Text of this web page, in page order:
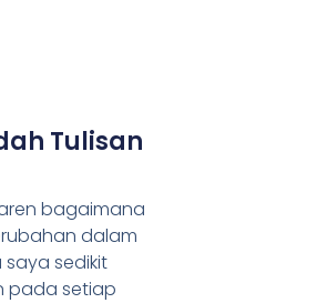
Tulisan
bagaimana
dalam
sedikit
pada setiap